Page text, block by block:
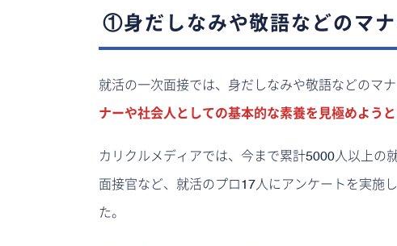
①身だしなみや敬語などのマ
就活の一次面接では、身だしなみや敬語などのマ
ナーや社会人としての基本的な素養を見極めよう
カリクルメディアでは、今まで累計5000人以上の
面接官など、就活のプロ17人にアンケートを実施
た。